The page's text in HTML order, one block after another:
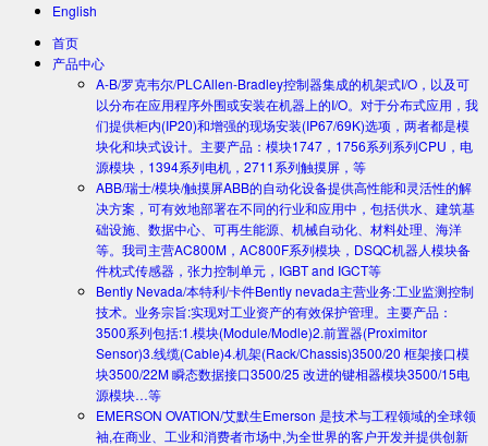
English
首页
产品中心
A-B/罗克韦尔/PLCAllen-Bradley控制器集成的机架式I/O，以及可
以分布在应用程序外围或安装在机器上的I/O。对于分布式应用，我
们提供柜内(IP20)和增强的现场安装(IP67/69K)选项，两者都是模
块化和块式设计。主要产品：模块1747，1756系列系列CPU，电
源模块，1394系列电机，2711系列触摸屏，等
ABB/瑞士/模块/触摸屏ABB的自动化设备提供高性能和灵活性的解
决方案，可有效地部署在不同的行业和应用中，包括供水、建筑基
础设施、数据中心、可再生能源、机械自动化、材料处理、海洋
等。我司主营AC800M，AC800F系列模块，DSQC机器人模块备
件枕式传感器，张力控制单元，IGBT and IGCT等
Bently Nevada/本特利/卡件Bently nevada主营业务:工业监测控制
技术。业务宗旨:实现对工业资产的有效保护管理。主要产品：
3500系列包括:1.模块(Module/Modle)2.前置器(Proximitor
Sensor)3.线缆(Cable)4.机架(Rack/Chassis)3500/20 框架接口模
块3500/22M 瞬态数据接口3500/25 改进的键相器模块3500/15电
源模块…等
EMERSON OVATION/艾默生Emerson 是技术与工程领域的全球领
袖,在商业、工业和消费者市场中,为全世界的客户开发并提供创新